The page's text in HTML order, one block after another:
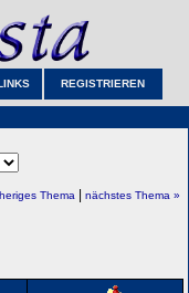
REGISTRIEREN
Thema nächstes Thema »